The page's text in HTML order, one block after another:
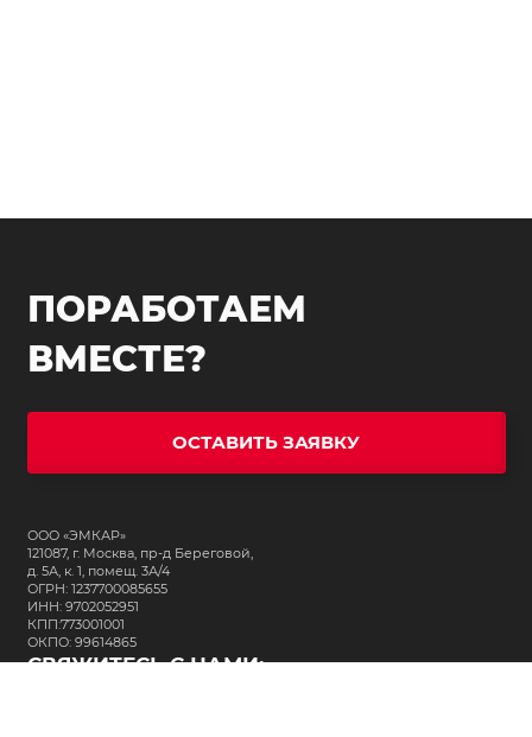
ПОРАБОТАЕМ
ВМЕСТЕ?
ОСТАВИТЬ ЗАЯВКУ
ООО «ЭМКАР»
121087, г. Москва, пр-д Береговой,
д. 5А, к. 1, помещ. 3А/4
ОГРН: 1237700085655
ИНН: 9702052951
КПП:773001001
ОКПО: 99614865
СВЯЖИТЕСЬ С НАМИ: